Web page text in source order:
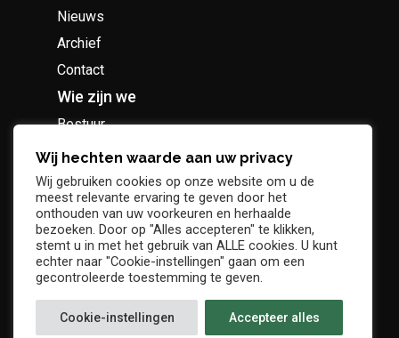
Nieuws
Archief
Contact
Wie zijn we
Bestuur
Geschiedenis
Supportersclub
Socio Business Club
Wij hechten waarde aan uw privacy
Wij gebruiken cookies op onze website om u de
meest relevante ervaring te geven door het
onthouden van uw voorkeuren en herhaalde
bezoeken. Door op "Alles accepteren" te klikken,
stemt u in met het gebruik van ALLE cookies. U kunt
echter naar "Cookie-instellingen" gaan om een
gecontroleerde toestemming te geven.
Cookie-instellingen Accepteer alles